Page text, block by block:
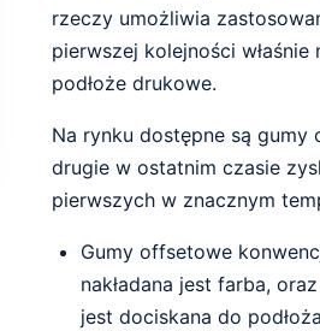
rzeczy umożliwia
pierwszej kolejności
podłoże drukowe.
Na rynku dostępne są
drugie w ostatnim czasie
pierwszych w znacznym
Gumy offsetowe
nakładana jest farba,
jest dociskana do